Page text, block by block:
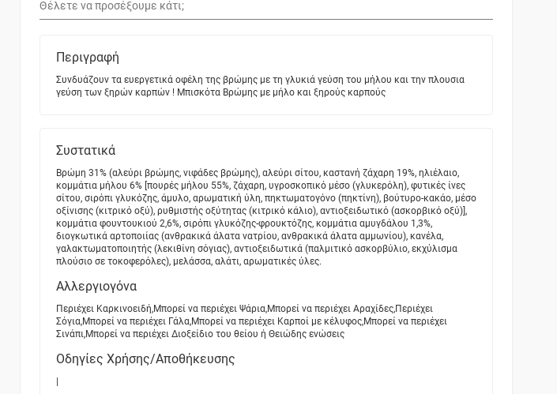
Περιγραφή
Συνδυάζουν τα ευεργετικά οφέλη της βρώμης με τη γλυκιά γεύση του μήλου και την πλουσια
γεύση των ξηρών καρπών ! Μπισκότα Βρώμης με μήλο και ξηρούς καρπούς
Συστατικά
Βρώμη 31% (αλεύρι βρώμης, νιφάδες βρώμης), αλεύρι σίτου, καστανή ζάχαρη 19%, ηλιέλαιο,
κομμάτια μήλου 6% [πουρές μήλου 55%, ζάχαρη, υγροσκοπικό μέσο (γλυκερόλη), φυτικές ίνες
σίτου, σιρόπι γλυκόζης, άμυλο, αρωματική ύλη, πηκτωματογόνο (πηκτίνη), βούτυρο-κακάο, μέσο
οξίνισης (κιτρικό οξύ), ρυθμιστής οξύτητας (κιτρικό κάλιο), αντιοξειδωτικό (ασκορβικό οξύ)],
κομμάτια φουντουκιού 2,6%, σιρόπι γλυκόζης-φρουκτόζης, κομμάτια αμυγδάλου 1,3%,
διογκωτικά αρτοποιίας (ανθρακικά άλατα νατρίου, ανθρακικά άλατα αμμωνίου), κανέλα,
γαλακτωματοποιητής (λεκιθίνη σόγιας), αντιοξειδωτικά (παλμιτικό ασκορβύλιο, εκχύλισμα
πλούσιο σε τοκοφερόλες), μελάσσα, αλάτι, αρωματικές ύλες.
Αλλεργιογόνα
Περιέχει Καρκινοειδή,Μπορεί να περιέχει Ψάρια,Μπορεί να περιέχει Αραχίδες,Περιέχει
Σόγια,Μπορεί να περιέχει Γάλα,Μπορεί να περιέχει Καρποί με κέλυφος,Μπορεί να περιέχει
Σινάπι,Μπορεί να περιέχει Διοξείδιο του θείου ή Θειώδης ενώσεις
Οδηγίες Χρήσης/Αποθήκευσης